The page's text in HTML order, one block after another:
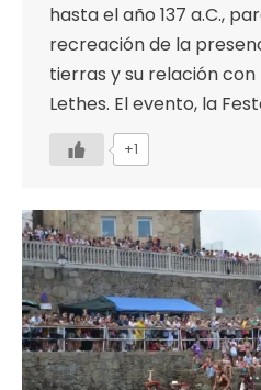
hasta el año 137 a.C.,
recreación de la
tierras y su relación
Lethes. El evento, la
+1